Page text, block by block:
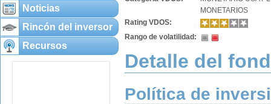
Noticias
Rincón del inversor
Recursos
MONETARIOS
Rating VDOS:
Rango de volatilidad:
Detalle del
Política de